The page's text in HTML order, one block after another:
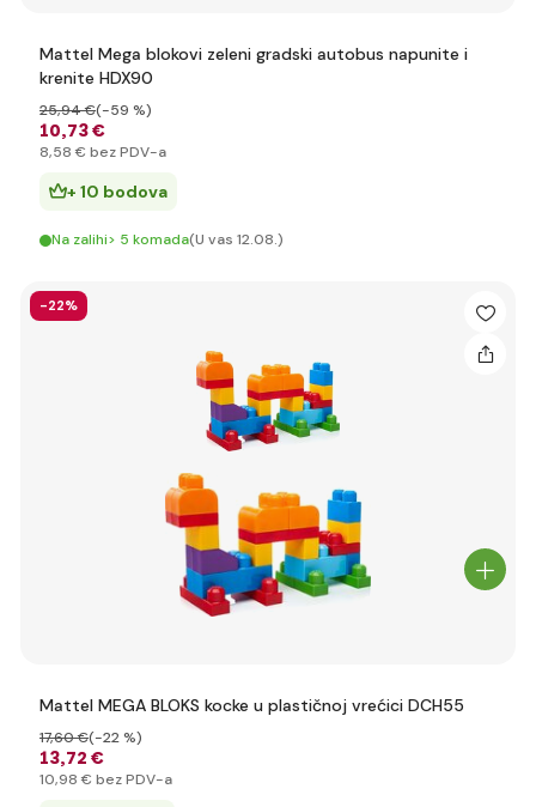
Mattel Mega blokovi zeleni gradski autobus napunite i
krenite HDX90
10,73 €
25,94 €(-59 %)
8,58 € bez PDV-a
+ 10 bodova
Na zalihi> 5 komada(U vas 12.08.)
-22%
Mattel MEGA BLOKS kocke u plastičnoj vrećici DCH55
13,72 €
17,60 €(-22 %)
10,98 € bez PDV-a